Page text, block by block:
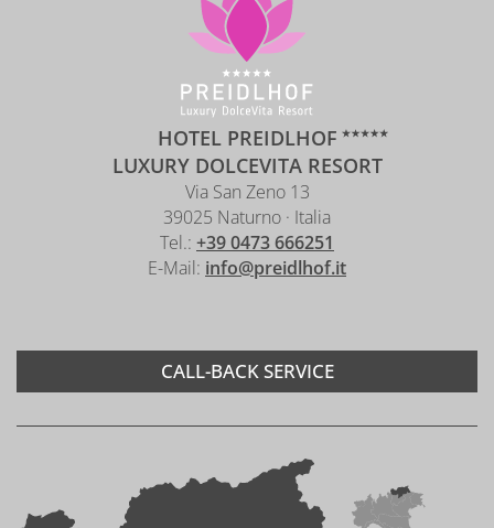
HOTEL PREIDLHOF
LUXURY DOLCEVITA RESORT
Via San Zeno 13
39025 Naturno · Italia
Tel.: +39 0473 666251
E-Mail: info@preidlhof.it
CALL-BACK SERVICE